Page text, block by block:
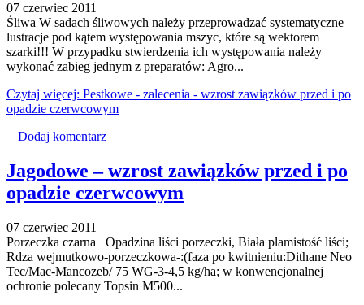
07 czerwiec 2011
Śliwa W sadach śliwowych należy przeprowadzać systematyczne
lustracje pod kątem występowania mszyc, które są wektorem
szarki!!! W przypadku stwierdzenia ich występowania należy
wykonać zabieg jednym z preparatów: Agro...
Czytaj więcej: Pestkowe - zalecenia - wzrost zawiązków przed i po
opadzie czerwcowym
Dodaj komentarz
Jagodowe – wzrost zawiązków przed i po
opadzie czerwcowym
07 czerwiec 2011
Porzeczka czarna Opadzina liści porzeczki, Biała plamistość liści;
Rdza wejmutkowo-porzeczkowa-:(faza po kwitnieniu:Dithane Neo
Tec/Mac-Mancozeb/ 75 WG-3-4,5 kg/ha; w konwencjonalnej
ochronie polecany Topsin M500...